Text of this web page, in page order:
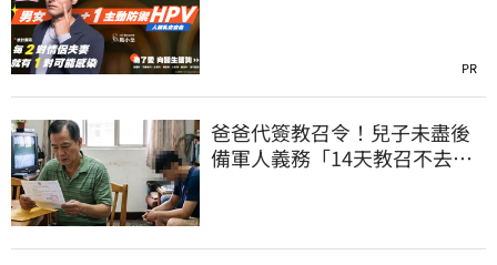
PR
爸爸代簽教召令！兒子未盡後
備軍人義務「14天教召不去」